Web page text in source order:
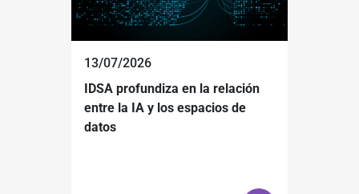
13/07/2026
IDSA profundiza en la relación
entre la IA y los espacios de
datos